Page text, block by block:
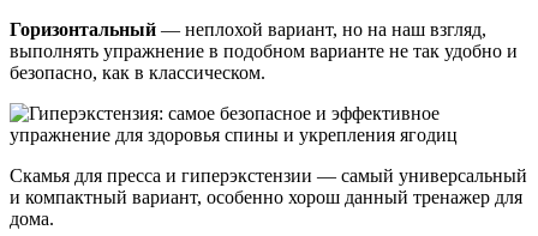
Горизонтальный — неплохой вариант, но на наш взгляд,
выполнять упражнение в подобном варианте не так удобно и
безопасно, как в классическом.
Скамья для пресса и гиперэкстензии — самый универсальный
и компактный вариант, особенно хорош данный тренажер для
дома.